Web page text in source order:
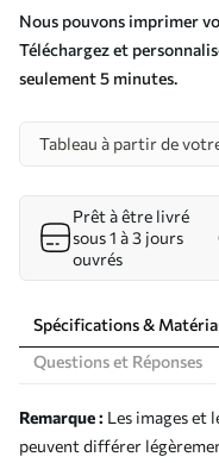
Nous pouvons imprimer
Téléchargez et
seulement 5 minutes.
Tableau à partir de
Prêt à être livré
sous 1 à 3 jours
ouvrés
Spécifications &
Questions et Réponses
Remarque : Les images et
peuvent différer